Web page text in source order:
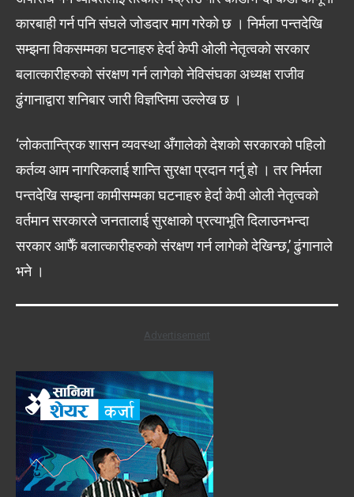
कारबाही गर्न पनि संघले जोडदार माग गरेको छ । निर्मला पन्तदेखि
सम्झना विकसम्मका घटनाहरु हेर्दा केपी ओली नेतृत्वको सरकार
बलात्कारीहरुको संरक्षण गर्न लागेको नेविसंघका अध्यक्ष राजीव
ढुंगानाद्वारा शनिबार जारी विज्ञप्तिमा उल्लेख छ ।
‘लोकतान्त्रिक शासन व्यवस्था अँगालेको देशको सरकारको पहिलो
कर्तव्य आम नागरिकलाई शान्ति सुरक्षा प्रदान गर्नु हो । तर निर्मला
पन्तदेखि सम्झना कामीसम्मका घटनाहरु हेर्दा केपी ओली नेतृत्वको
वर्तमान सरकारले जनतालाई सुरक्षाको प्रत्याभूति दिलाउनभन्दा
सरकार आफैँ बलात्कारीहरुको संरक्षण गर्न लागेको देखिन्छ,’ ढुंगानाले
भने ।
Advertisement